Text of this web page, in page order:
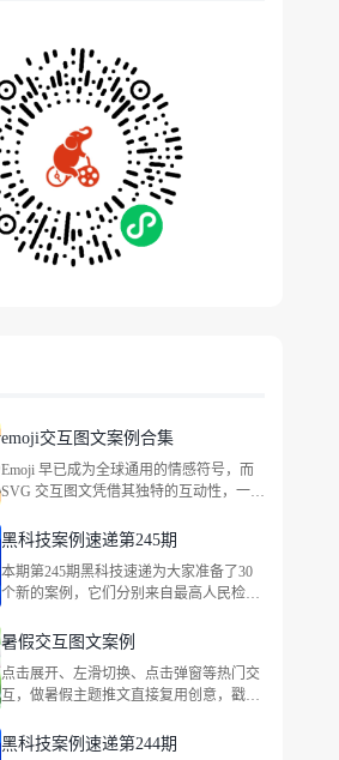
emoji交互图文案例合集
Emoji 早已成为全球通用的情感符号，而
SVG 交互图文凭借其独特的互动性，一起
黑科技案例速递第245期
本期第245期黑科技速递为大家准备了30
个新的案例，它们分别来自最高人民检察
窖荟VlP俱乐部、全心全意小天鹅、满记
饮、蔡司官方、茉酸奶、味全、路易威
登、资生堂中国等品牌，包括企业宣传、
暑假交互图文案例
点击展开、左滑切换、点击弹窗等热门交
互，做暑假主题推文直接复用创意，戳文
黑科技案例速递第244期